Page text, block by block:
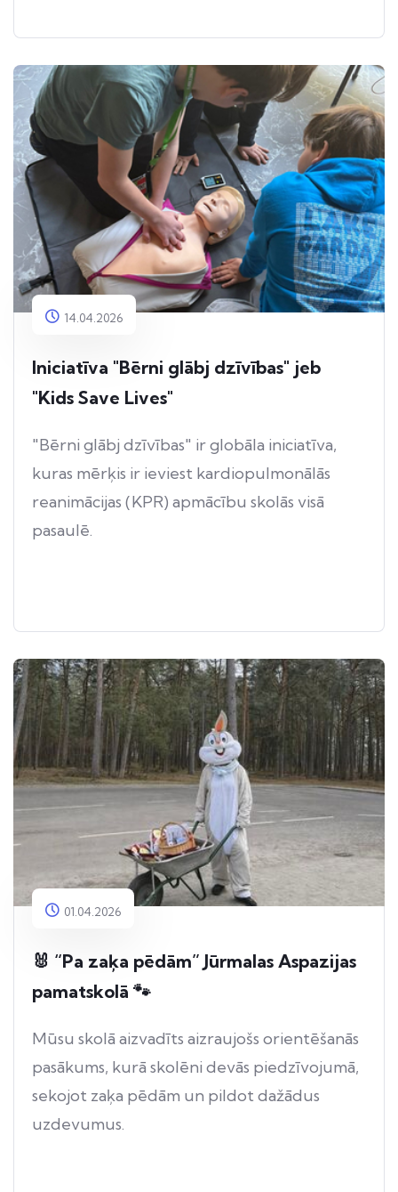
14.04.2026
Iniciatīva "Bērni glābj dzīvības" jeb
"Kids Save Lives"
"Bērni glābj dzīvības" ir globāla iniciatīva,
kuras mērķis ir ieviest kardiopulmonālās
reanimācijas (KPR) apmācību skolās visā
pasaulē.
01.04.2026
🐰 “Pa zaķa pēdām” Jūrmalas Aspazijas
pamatskolā 🐾
Mūsu skolā aizvadīts aizraujošs orientēšanās
pasākums, kurā skolēni devās piedzīvojumā,
sekojot zaķa pēdām un pildot dažādus
uzdevumus.